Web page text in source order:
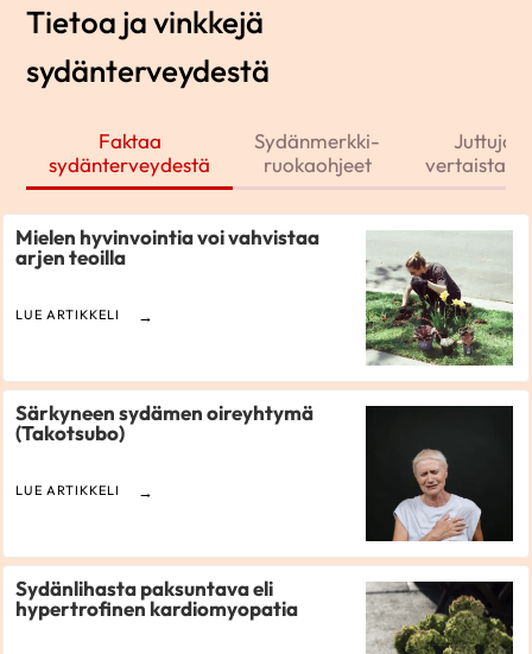
Tietoa ja vinkkejä
sydänterveydestä
Faktaa
sydänterveydestä
Sydänmerkki-
ruokaohjeet
Juttuja
Mielen hyvinvointia voi vahvistaa
arjen teoilla
LUE ARTIKKELI
Särkyneen sydämen oireyhtymä
(Takotsubo)
LUE ARTIKKELI
Sydänlihasta paksuntava eli
hypertrofinen kardiomyopatia